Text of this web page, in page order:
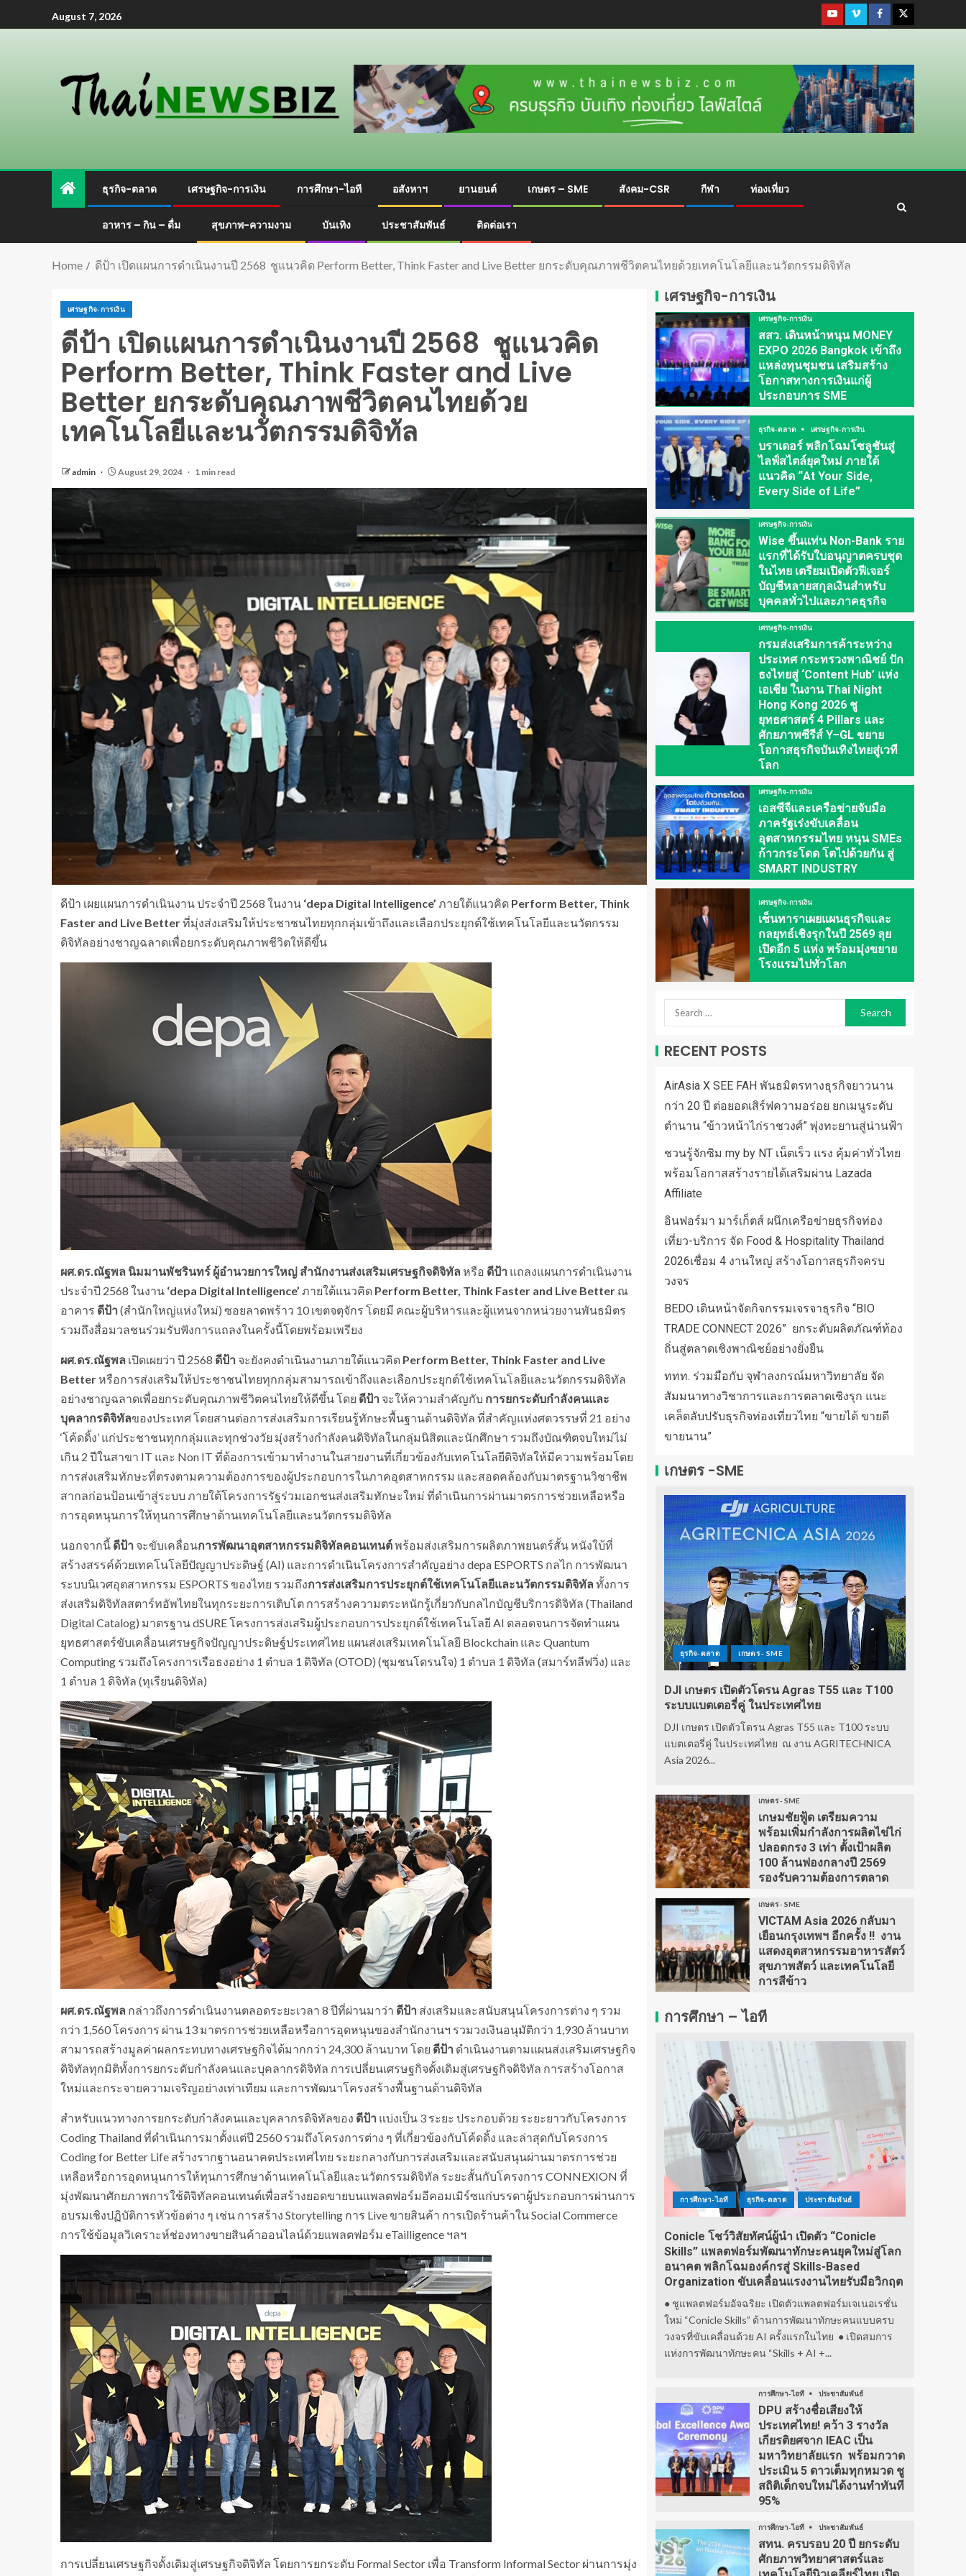
August 7, 2026
ธุรกิจ-ตลาด เศรษฐกิจ-การเงิน การศึกษา-ไอที อสังหาฯ ยานยนต์ เกษตร – SME สังคม-CSR กีฬา ท่องเที่ยว
อาหาร – กิน – ดื่ม สุขภาพ-ความงาม บันเทิง ประชาสัมพันธ์ ติดต่อเรา
Home ดีป้า เปิดแผนการดำเนินงานปี 2568 ชูแนวคิด Perform Better, Think Faster and Live Better ยกระดับคุณภาพชีวิตคนไทยด้วยเทคโนโลยีและนวัตกรรมดิจิทัล
เศรษฐกิจ-การเงิน
ดีป้า เปิดแผนการดำเนินงานปี 2568 ชูแนวคิด
Perform Better, Think Faster and Live
Better ยกระดับคุณภาพชีวิตคนไทยด้วย
เทคโนโลยีและนวัตกรรมดิจิทัล
admin August 29, 2024 1 min read
ดีป้า เผยแผนการดำเนินงาน ประจำปี 2568 ในงาน ‘depa Digital Intelligence’ ภายใต้แนวคิด Perform Better, Think
Faster and Live Betterที่มุ่งส่งเสริมให้ประชาชนไทยทุกกลุ่มเข้าถึงและเลือกประยุกต์ใช้เทคโนโลยีและนวัตกรรม
ดิจิทัลอย่างชาญฉลาดเพื่อยกระดับคุณภาพชีวิตให้ดีขึ้น
ผศ.ดร.ณัฐพล นิมมานพัชรินทร์ ผู้อำนวยการใหญ่ สำนักงานส่งเสริมเศรษฐกิจดิจิทัล หรือ ดีป้า แถลงแผนการดำเนินงาน
ประจำปี 2568 ในงาน ‘depa Digital Intelligence’ ภายใต้แนวคิด Perform Better, Think Faster and Live Better ณ
อาคาร ดีป้า (สำนักใหญ่แห่งใหม่) ซอยลาดพร้าว 10 เขตจตุจักร โดยมี คณะผู้บริหารและผู้แทนจากหน่วยงานพันธมิตร
รวมถึงสื่อมวลชนร่วมรับฟังการแถลงในครั้งนี้โดยพร้อมเพรียง
ผศ.ดร.ณัฐพล เปิดเผยว่า ปี 2568 ดีป้า จะยังคงดำเนินงานภายใต้แนวคิด Perform Better, Think Faster and Live
Betterหรือการส่งเสริมให้ประชาชนไทยทุกกลุ่มสามารถเข้าถึงและเลือกประยุกต์ใช้เทคโนโลยีและนวัตกรรมดิจิทัล
อย่างชาญฉลาดเพื่อยกระดับคุณภาพชีวิตคนไทยให้ดีขึ้น โดย ดีป้า จะให้ความสำคัญกับ การยกระดับกำลังคนและ
บุคลากรดิจิทัลของประเทศ โดยสานต่อการส่งเสริมการเรียนรู้ทักษะพื้นฐานด้านดิจิทัล ที่สำคัญแห่งศตวรรษที่ 21 อย่าง
‘โค้ดดิ้ง’ แก่ประชาชนทุกกลุ่มและทุกช่วงวัย มุ่งสร้างกำลังคนดิจิทัลในกลุ่มนิสิตและนักศึกษา รวมถึงบัณฑิตจบใหม่ไม่
เกิน 2 ปีในสาขา IT และ Non IT ที่ต้องการเข้ามาทำงานในสายงานที่เกี่ยวข้องกับเทคโนโลยีดิจิทัลให้มีความพร้อมโดย
การส่งเสริมทักษะที่ตรงตามความต้องการของผู้ประกอบการในภาคอุตสาหกรรม และสอดคล้องกับมาตรฐานวิชาชีพ
สากลก่อนป้อนเข้าสู่ระบบ ภายใต้โครงการรัฐร่วมเอกชนส่งเสริมทักษะใหม่ ที่ดำเนินการผ่านมาตรการช่วยเหลือหรือ
การอุดหนุนการให้ทุนการศึกษาด้านเทคโนโลยีและนวัตกรรมดิจิทัล
นอกจากนี้ ดีป้า จะขับเคลื่อนการพัฒนาอุตสาหกรรมดิจิทัลคอนเทนต์พร้อมส่งเสริมการผลิตภาพยนตร์สั้น หนังใบ้ที่
สร้างสรรค์ด้วยเทคโนโลยีปัญญาประดิษฐ์ (AI) และการดำเนินโครงการสำคัญอย่าง depa ESPORTS กลไก การพัฒนา
ระบบนิเวศอุตสาหกรรม ESPORTS ของไทย รวมถึงการส่งเสริมการประยุกต์ใช้เทคโนโลยีและนวัตกรรมดิจิทัล ทั้งการ
ส่งเสริมดิจิทัลสตาร์ทอัพไทยในทุกระยะการเติบโต การสร้างความตระหนักรู้เกี่ยวกับกลไกบัญชีบริการดิจิทัล (Thailand
Digital Catalog) มาตรฐาน dSURE โครงการส่งเสริมผู้ประกอบการประยุกต์ใช้เทคโนโลยี AI ตลอดจนการจัดทำแผน
ยุทธศาสตร์ขับเคลื่อนเศรษฐกิจปัญญาประดิษฐ์ประเทศไทย แผนส่งเสริมเทคโนโลยี Blockchain และ Quantum
Computing รวมถึงโครงการเรือธงอย่าง 1 ตำบล 1 ดิจิทัล (OTOD) (ชุมชนโดรนใจ) 1 ตำบล 1 ดิจิทัล (สมาร์ทลีฟวิ่ง) และ
1 ตำบล 1 ดิจิทัล (ทุเรียนดิจิทัล)
ผศ.ดร.ณัฐพล กล่าวถึงการดำเนินงานตลอดระยะเวลา 8 ปีที่ผ่านมาว่า ดีป้า ส่งเสริมและสนับสนุนโครงการต่าง ๆ รวม
กว่า 1,560 โครงการ ผ่าน 13 มาตรการช่วยเหลือหรือการอุดหนุนของสำนักงานฯ รวมวงเงินอนุมัติกว่า 1,930 ล้านบาท
สามารถสร้างมูลค่าผลกระทบทางเศรษฐกิจได้มากกว่า 24,300 ล้านบาท โดย ดีป้า ดำเนินงานตามแผนส่งเสริมเศรษฐกิจ
ดิจิทัลทุกมิติทั้งการยกระดับกำลังคนและบุคลากรดิจิทัล การเปลี่ยนเศรษฐกิจดั้งเดิมสู่เศรษฐกิจดิจิทัล การสร้างโอกาส
ใหม่และกระจายความเจริญอย่างเท่าเทียม และการพัฒนาโครงสร้างพื้นฐานด้านดิจิทัล
สำหรับแนวทางการยกระดับกำลังคนและบุคลากรดิจิทัลของ ดีป้า แบ่งเป็น 3 ระยะ ประกอบด้วย ระยะยาวกับโครงการ
Coding Thailand ที่ดำเนินการมาตั้งแต่ปี 2560 รวมถึงโครงการต่าง ๆ ที่เกี่ยวข้องกับโค้ดดิ้ง และล่าสุดกับโครงการ
Coding for Better Life สร้างรากฐานอนาคตประเทศไทย ระยะกลางกับการส่งเสริมและสนับสนุนผ่านมาตรการช่วย
เหลือหรือการอุดหนุนการให้ทุนการศึกษาด้านเทคโนโลยีและนวัตกรรมดิจิทัล ระยะสั้นกับโครงการ CONNEXION ที่
มุ่งพัฒนาศักยภาพการใช้ดิจิทัลคอนเทนต์เพื่อสร้างยอดขายบนแพลตฟอร์มอีคอมเมิร์ซแก่บรรดาผู้ประกอบการผ่านการ
อบรมเชิงปฏิบัติการหัวข้อต่าง ๆ เช่น การสร้าง Storytelling การ Live ขายสินค้า การเปิดร้านค้าใน Social Commerce
การใช้ข้อมูลวิเคราะห์ช่องทางขายสินค้าออนไลน์ด้วยแพลตฟอร์ม eTailligence ฯลฯ
การเปลี่ยนเศรษฐกิจดั้งเดิมสู่เศรษฐกิจดิจิทัล โดยการยกระดับ Formal Sector เพื่อ Transform Informal Sector ผ่านการมุ่ง
เศรษฐกิจ-การเงิน
เศรษฐกิจ-การเงิน
สสว. เดินหน้าหนุน MONEY
EXPO 2026 Bangkok เข้าถึง
แหล่งทุนชุมชน เสริมสร้าง
โอกาสทางการเงินแก่ผู้
ประกอบการ SME
ธุรกิจ-ตลาด เศรษฐกิจ-การเงิน
บราเดอร์ พลิกโฉมโซลูชันสู่
ไลฟ์สไตล์ยุคใหม่ ภายใต้
แนวคิด “At Your Side,
Every Side of Life”
เศรษฐกิจ-การเงิน
Wise ขึ้นแท่น Non-Bank ราย
แรกที่ได้รับใบอนุญาตครบชุด
ในไทย เตรียมเปิดตัวฟีเจอร์
บัญชีหลายสกุลเงินสำหรับ
บุคคลทั่วไปและภาคธุรกิจ
เศรษฐกิจ-การเงิน
กรมส่งเสริมการค้าระหว่าง
ประเทศ กระทรวงพาณิชย์ ปัก
ธงไทยสู่ ‘Content Hub’ แห่ง
เอเชีย ในงาน Thai Night
Hong Kong 2026 ชู
ยุทธศาสตร์ 4 Pillars และ
ศักยภาพซีรีส์ Y–GL ขยาย
โอกาสธุรกิจบันเทิงไทยสู่เวที
โลก
เศรษฐกิจ-การเงิน
เอสซีจีและเครือข่ายจับมือ
ภาครัฐเร่งขับเคลื่อน
อุตสาหกรรมไทย หนุน SMEs
ก้าวกระโดด โตไปด้วยกัน สู่
SMART INDUSTRY
เศรษฐกิจ-การเงิน
เซ็นทาราเผยแผนธุรกิจและ
กลยุทธ์เชิงรุกในปี 2569 ลุย
เปิดอีก 5 แห่ง พร้อมมุ่งขยาย
โรงแรมไปทั่วโลก
RECENT POSTS
AirAsia X SEE FAH พันธมิตรทางธุรกิจยาวนาน
กว่า 20 ปี ต่อยอดเสิร์ฟความอร่อย ยกเมนูระดับ
ตำนาน “ข้าวหน้าไก่ราชวงศ์” พุ่งทะยานสู่น่านฟ้า
ชวนรู้จักซิม my by NT เน็ตเร็ว แรง คุ้มค่าทั่วไทย
พร้อมโอกาสสร้างรายได้เสริมผ่าน Lazada
Affiliate
อินฟอร์มา มาร์เก็ตส์ ผนึกเครือข่ายธุรกิจท่อง
เที่ยว-บริการ จัด Food & Hospitality Thailand
2026เชื่อม 4 งานใหญ่ สร้างโอกาสธุรกิจครบ
วงจร
BEDO เดินหน้าจัดกิจกรรมเจรจาธุรกิจ “BIO
TRADE CONNECT 2026” ยกระดับผลิตภัณฑ์ท้อง
ถิ่นสู่ตลาดเชิงพาณิชย์อย่างยั่งยืน
ททท. ร่วมมือกับ จุฬาลงกรณ์มหาวิทยาลัย จัด
สัมมนาทางวิชาการและการตลาดเชิงรุก แนะ
เคล็ดลับปรับธุรกิจท่องเที่ยวไทย “ขายได้ ขายดี
ขายนาน”
เกษตร -SME
ธุรกิจ-ตลาด เกษตร - SME
DJI เกษตร เปิดตัวโดรน Agras T55 และ T100
ระบบแบตเตอรี่คู่ ในประเทศไทย
DJI เกษตร เปิดตัวโดรน Agras T55 และ T100 ระบบ
แบตเตอรี่คู่ ในประเทศไทย ณ งาน AGRITECHNICA
Asia 2026...
เกษตร - SME
เกษมชัยฟู้ด เตรียมความ
พร้อมเพิ่มกำลังการผลิตไข่ไก่
ปลอดกรง 3 เท่า ตั้งเป้าผลิต
100 ล้านฟองกลางปี 2569
รองรับความต้องการตลาด
เกษตร - SME
VICTAM Asia 2026 กลับมา
เยือนกรุงเทพฯ อีกครั้ง !! งาน
แสดงอุตสาหกรรมอาหารสัตว์
สุขภาพสัตว์ และเทคโนโลยี
การสีข้าว
การศึกษา – ไอที
การศึกษา-ไอที ธุรกิจ-ตลาด ประชาสัมพันธ์
Conicle โชว์วิสัยทัศน์ผู้นำ เปิดตัว “Conicle
Skills” แพลตฟอร์มพัฒนาทักษะคนยุคใหม่สู่โลก
อนาคต พลิกโฉมองค์กรสู่ Skills-Based
Organization ขับเคลื่อนแรงงานไทยรับมือวิกฤต
● ชูแพลตฟอร์มอัจฉริยะ เปิดตัวแพลตฟอร์มเจเนอเรชั่น
ใหม่ “Conicle Skills” ด้านการพัฒนาทักษะคนแบบครบ
วงจรที่ขับเคลื่อนด้วย AI ครั้งแรกในไทย ● เปิดสมการ
แห่งการพัฒนาทักษะคน “Skills + AI +...
การศึกษา-ไอที ประชาสัมพันธ์
DPU สร้างชื่อเสียงให้
ประเทศไทย! คว้า 3 รางวัล
เกียรติยศจาก IEAC เป็น
มหาวิทยาลัยแรก พร้อมกวาด
ประเมิน 5 ดาวเต็มทุกหมวด ชู
สถิติเด็กจบใหม่ได้งานทำทันที
95%
การศึกษา-ไอที ประชาสัมพันธ์
สทน. ครบรอบ 20 ปี ยกระดับ
ศักยภาพวิทยาศาสตร์และ